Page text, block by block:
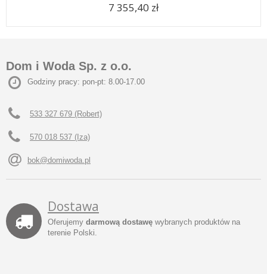
7 355,40 zł
Dom i Woda Sp. z o.o.
Godziny pracy: pon-pt: 8.00-17.00
533 327 679 (Robert)
570 018 537 (Iza)
bok@domiwoda.pl
Dostawa
Oferujemy darmową dostawę wybranych produktów na
terenie Polski.